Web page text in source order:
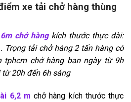
xe tải chở hàng thùng
chở hàngkích thước thực dài:
Trọng tải chở hàng 2 tấn hàng có
tphcm chở hàng ban ngày từ 9h
20h đến 6h sáng
6,2 m chở hàng kích thước thực